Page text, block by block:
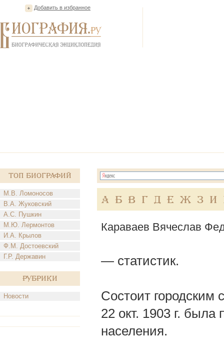
Добавить в избранное
Топ Биографий
М.В. Ломоносов
В.А. Жуковский
А.С. Пушкин
М.Ю. Лермонтов
И.А. Крылов
Ф.М. Достоевский
Г.Р. Державин
Рубрики
Новости
А Б В Г Д Е Ж З И
Караваев Вячеслав
— статистик.
Состоит городским
22 окт. 1903 г. была
населения.